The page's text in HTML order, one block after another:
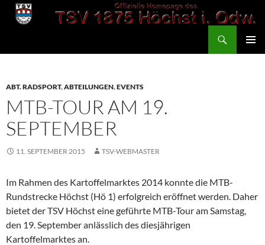
Zum
Inhalt
ABT. RADSPORT,ABTEILUNGEN,EVENTS
MTB-TOUR AM 19.
SEPTEMBER
11. SEPTEMBER 2015 TSV-WEBMASTER
Im Rahmen des Kartoffelmarktes 2014 konnte die MTB-
Rundstrecke Höchst (Hö 1) erfolgreich eröffnet werden. Daher
bietet der TSV Höchst eine geführte MTB-Tour am Samstag,
den 19. September anlässlich des diesjährigen
Kartoffelmarktes an.